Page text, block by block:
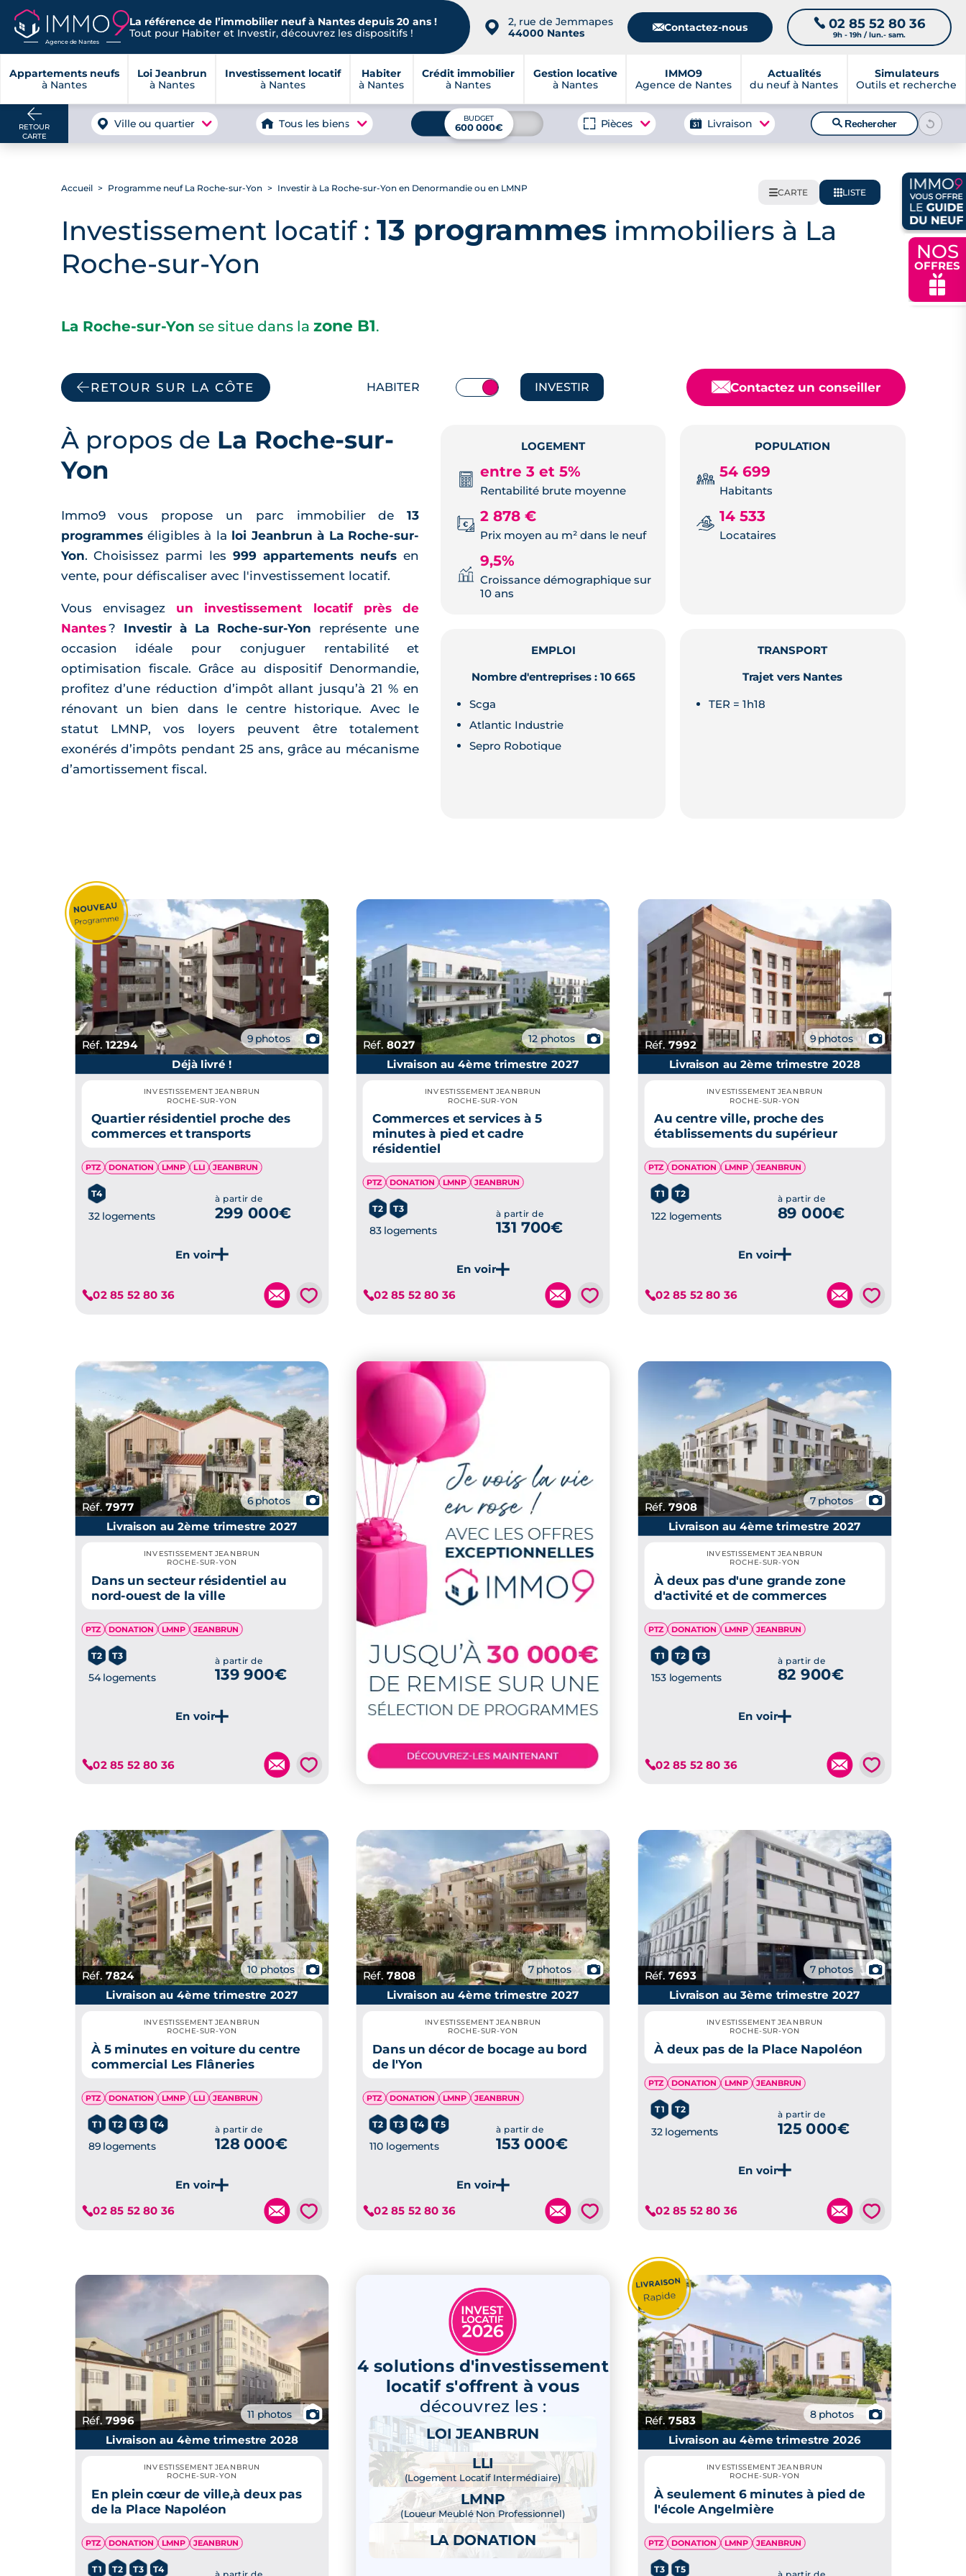
Agence de Nantes
La référence de l’immobilier neuf à Nantes depuis 20 ans !
Tout pour Habiter et Investir, découvrez les dispositifs !
📍
2, rue de Jemmapes
44000 Nantes
📧Contactez-nous 📞 02 85 52 80 36
9h - 19h / lun.- sam.
Appartements neufs
à Nantes
Loi Jeanbrun
à Nantes
Investissement locatif
à Nantes
Habiter
à Nantes
Crédit immobilier
à Nantes
Gestion locative
à Nantes
IMMO9
Agence de Nantes
Actualités
du neuf à Nantes
Simulateurs
Outils et recherche
NOS
OFFRES
🎁
RETOUR
CARTE
Ville ou quartier Tous les biens BUDGET
600 000€ Pièces Livraison 🔍Rechercher
🌍CARTE 📋LISTE
Accueil Programme neuf La Roche-sur-Yon Investir à La Roche-sur-Yon en Denormandie ou en LMNP
Investissement locatif : 13 programmesimmobiliers à La
Roche-sur-Yon
La Roche-sur-Yon se situe dans la zone B1.
RETOUR SUR LA CÔTE HABITER INVESTIR 📧Contactez un conseiller
À propos de La Roche-sur-
Yon
Immo9 vous propose un parc immobilier de13
programmeséligibles à la loi Jeanbrun à La Roche-sur-
Yon. Choisissez parmi les999 appartements neufs en
vente, pour défiscaliser avec l'investissement locatif.
Vous envisagez un investissement locatif près de
Nantes? Investir à La Roche-sur-Yon représente une
occasion idéale pour conjuguer rentabilité et
optimisation fiscale. Grâce au dispositif Denormandie,
profitez d’une réduction d’impôt allant jusqu’à 21 % en
rénovant un bien dans le centre historique. Avec le
statut LMNP, vos loyers peuvent être totalement
exonérés d’impôts pendant 25 ans, grâce au mécanisme
d’amortissement fiscal.
LOGEMENT
entre 3 et 5%
Rentabilité brute moyenne
2 878 €
Prix moyen au m² dans le neuf
9,5%
Croissance démographique sur
10 ans
POPULATION
54 699
Habitants
14 533
Locataires
EMPLOI
Nombre d'entreprises : 10 665
Scga
Atlantic Industrie
Sepro Robotique
TRANSPORT
Trajet vers Nantes
TER = 1h18
Réf. 12294 9 photos 📷
Déjà livré !
INVESTISSEMENT JEANBRUN
ROCHE-SUR-YON
Quartier résidentiel proche des
commerces et transports
PTZ DONATION LMNP LLI JEANBRUN
T4
32 logements
à partir de
299 000€
02 85 52 80 36 💗
Réf.8027 12 photos 📷
Je découvre ce programme
Livraison au 4ème trimestre 2027
INVESTISSEMENT JEANBRUN
ROCHE-SUR-YON
Commerces et services à 5
minutes à pied et cadre
résidentiel
PTZ DONATION LMNP JEANBRUN
T2 T3
83 logements
à partir de
131 700€
02 85 52 80 36 💗
Réf. 7992 9 photos 📷
Livraison au 2ème trimestre 2028
INVESTISSEMENT JEANBRUN
ROCHE-SUR-YON
Au centre ville, proche des
établissements du supérieur
PTZ DONATION LMNP JEANBRUN
T1 T2
122 logements
à partir de
89 000€
02 85 52 80 36 💗
Réf. 7977 6 photos 📷
Livraison au 2ème trimestre 2027
INVESTISSEMENT JEANBRUN
ROCHE-SUR-YON
Dans un secteur résidentiel au
nord-ouest de la ville
PTZ DONATION LMNP JEANBRUN
T2 T3
54 logements
à partir de
139 900€
02 85 52 80 36 💗
Réf.7908 7 photos 📷
Livraison au 4ème trimestre 2027
INVESTISSEMENT JEANBRUN
ROCHE-SUR-YON
À deux pas d'une grande zone
d'activité et de commerces
PTZ DONATION LMNP JEANBRUN
T1 T2 T3
153 logements
à partir de
82 900€
02 85 52 80 36 💗
Réf. 7824 10 photos 📷
Je découvre ce programme
Livraison au 4ème trimestre 2027
INVESTISSEMENT JEANBRUN
ROCHE-SUR-YON
À 5 minutes en voiture du centre
commercial Les Flâneries
PTZ DONATION LMNP LLI JEANBRUN
T1 T2 T3 T4
89 logements
à partir de
128 000€
02 85 52 80 36 💗
Réf.7808 7 photos 📷
Je découvre ce programme
Livraison au 4ème trimestre 2027
INVESTISSEMENT JEANBRUN
ROCHE-SUR-YON
Dans un décor de bocage au bord
de l'Yon
PTZ DONATION LMNP JEANBRUN
T2 T3 T4 T5
110 logements
à partir de
153 000€
02 85 52 80 36 💗
Réf. 7693 7 photos 📷
Je découvre ce programme
Livraison au 3ème trimestre 2027
INVESTISSEMENT JEANBRUN
ROCHE-SUR-YON
À deux pas de la Place Napoléon
PTZ DONATION LMNP JEANBRUN
T1 T2
32 logements
à partir de
125 000€
02 85 52 80 36 💗
Réf. 7996 11 photos
📷
Livraison au 4ème trimestre 2028
INVESTISSEMENT JEANBRUN
ROCHE-SUR-YON
En plein cœur de ville,à deux pas
de la Place Napoléon
PTZ DONATION LMNP JEANBRUN
T1 T2 T3 T4
4 solutions d'investissement
locatif s'offrent à vous
découvrez les :
LOI JEANBRUN
LLI
(Logement Locatif Intermédiaire)
LMNP
(Loueur Meublé Non Professionnel)
LA DONATION
Réf.7583 8 photos
📷
Livraison au 4ème trimestre 2026
INVESTISSEMENT JEANBRUN
ROCHE-SUR-YON
À seulement 6 minutes à pied de
l'école Angelmière
PTZ DONATION LMNP JEANBRUN
T3 T5